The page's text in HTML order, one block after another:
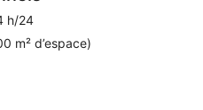
le temps le permet).
h/24
m² d’espace)